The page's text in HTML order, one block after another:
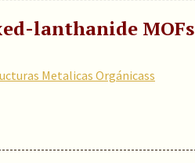
lanthanide MOFs
Metalicas Orgánicass